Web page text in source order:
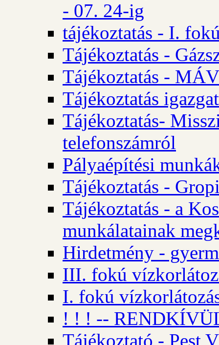
- 07. 24-ig
tájékoztatás - I.
Tájékoztatás -
Tájékoztatás -
Tájékoztatás
Tájékoztatás-
telefonszámról
Pályaépítési
Tájékoztatás -
Tájékoztatás - a
munkálatainak
Hirdetmény -
III. fokú
I. fokú
! ! ! --
Tájékoztató - Pest